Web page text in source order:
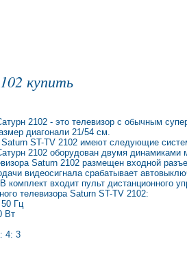
купить
2102 - это телевизор с обычным
диагонали 21/54 см.
Saturn ST-TV 2102 имеют следующие
2102 оборудован двумя
Saturn 2102 размещен входной
видеосигнала срабатывает
комплект входит пульт дистанционного
телевизора Saturn ST-TV 2102:
50 Гц
Вт
4: 3